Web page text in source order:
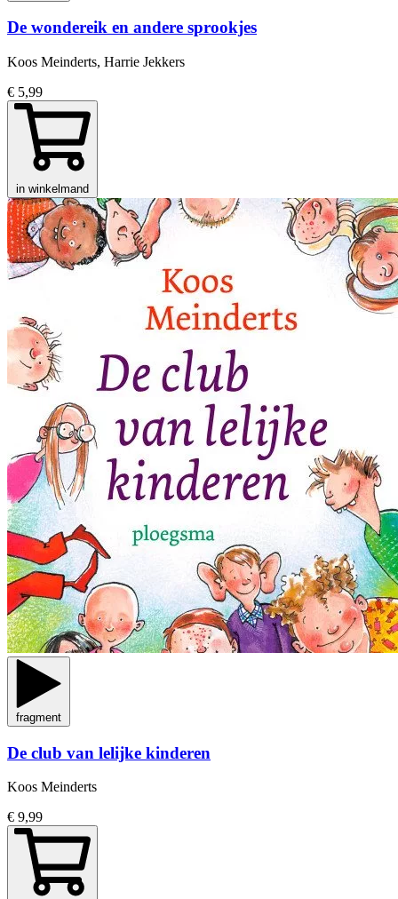
De wondereik en andere sprookjes
Koos Meinderts, Harrie Jekkers
€ 5,99
in winkelmand
fragment
De club van lelijke kinderen
Koos Meinderts
€ 9,99